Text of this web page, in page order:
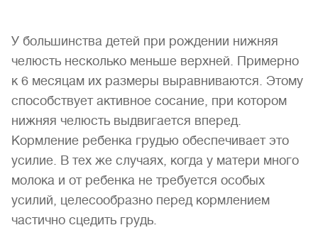
У большинства детей при рождении нижняя
челюсть несколько меньше верхней. Примерно
к 6 месяцам их размеры выравниваются. Этому
способствует активное сосание, при котором
нижняя челюсть выдвигается вперед.
Кормление ребенка грудью обеспечивает это
усилие. В тех же случаях, когда у матери много
молока и от ребенка не требуется особых
усилий, целесообразно перед кормлением
частично сцедить грудь.